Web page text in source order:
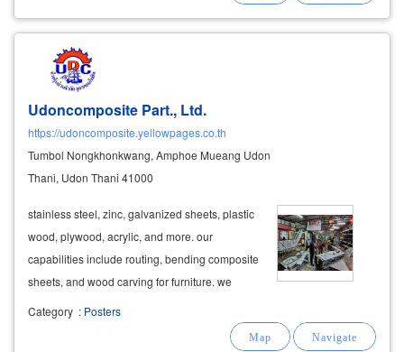
Udoncomposite Part., Ltd.
https://udoncomposite.yellowpages.co.th
Tumbol Nongkhonkwang, Amphoe Mueang Udon
Thani, Udon Thani 41000
stainless steel, zinc, galvanized sheets, plastic
wood, plywood, acrylic, and more. our
capabilities include routing, bending composite
sheets, and wood carving for furniture. we
screens using advanced technology, including
Category : Posters